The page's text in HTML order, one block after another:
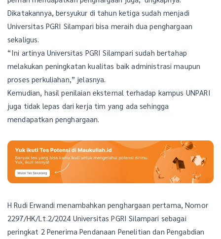
Dikatakannya, bersyukur di tahun ketiga sudah menjadi
Universitas PGRI Silampari bisa meraih dua penghargaan
sekaligus.
“Ini artinya Universitas PGRI Silampari sudah bertahap
melakukan peningkatan kualitas baik administrasi maupun
proses perkuliahan,” jelasnya.
Kemudian, hasil penilaian eksternal terhadap kampus UNPARI
juga tidak lepas dari kerja tim yang ada sehingga
mendapatkan penghargaan.
H Rudi Erwandi menambahkan penghargaan pertama, Nomor
2297/HK/Lt.2/2024 Universitas PGRI Silampari sebagai
peringkat 2 Penerima Pendanaan Penelitian dan Pengabdian